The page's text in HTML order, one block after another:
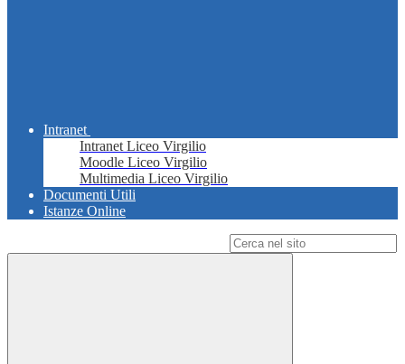
Intranet
Intranet Liceo Virgilio
Moodle Liceo Virgilio
Multimedia Liceo Virgilio
Documenti Utili
Istanze Online